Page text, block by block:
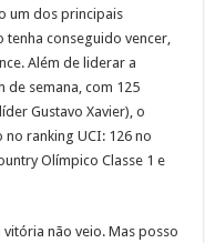
um dos principais
tenha conseguido vencer,
Além de liderar a
semana, com 125
Gustavo Xavier), o
ranking UCI: 126 no
Olímpico Classe 1 e
não veio. Mas posso